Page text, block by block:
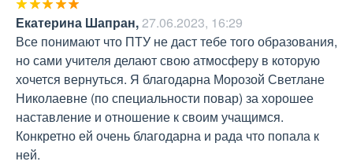
Екатерина Шапран,27.06.2023, 16:29
Все понимают что ПТУ не даст тебе того образования,
но сами учителя делают свою атмосферу в которую
хочется вернуться. Я благодарна Морозой Светлане
Николаевне (по специальности повар) за хорошее
наставление и отношение к своим учащимся.
Конкретно ей очень благодарна и рада что попала к
ней.